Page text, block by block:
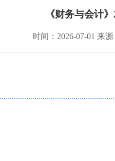
《财务与会计
时间：2026-07-01 来